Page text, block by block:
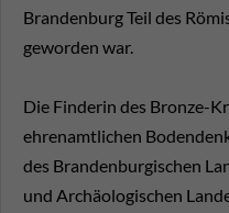
Brandenburg Teil des
geworden war.
Die Finderin des Bronze-
ehrenamtlichen
des Brandenburgischen
und Archäologischen